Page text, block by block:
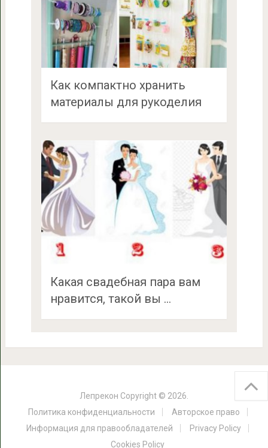
Как компактно хранить
материалы для рукоделия
Какая свадебная пара вам
нравится, такой вы …
Лепрекон Copyright © 2026.
Политика конфиденциальности
Авторское право
Информация для правообладателей
Privacy Policy
Cookies Policy